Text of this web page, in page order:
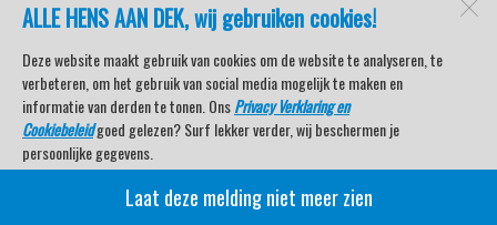
ALLE HENS AAN DEK, wij gebruiken cookies!
Deze website maakt gebruik van cookies om de website te analyseren, te
verbeteren, om het gebruik van social media mogelijk te maken en
informatie van derden te tonen. OnsPrivacy Verklaring en
Cookiebeleidgoed gelezen? Surf lekker verder, wij beschermen je
persoonlijke gegevens.
Veel kijkplezier met Watersport TV Beleving & Nieuws!
Laat deze melding niet meer zien